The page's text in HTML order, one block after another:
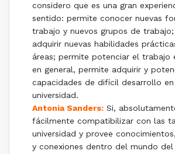
considero que es una gran
sentido: permite conocer nuevas
trabajo y nuevos grupos de
adquirir nuevas habilidades
áreas; permite potenciar el trabajo
en general, permite adquirir y
capacidades de difícil desarrollo
universidad.
Antonia Sanders:Si,
fácilmente compatibilizar con las
universidad y provee
y conexiones dentro del mundo del